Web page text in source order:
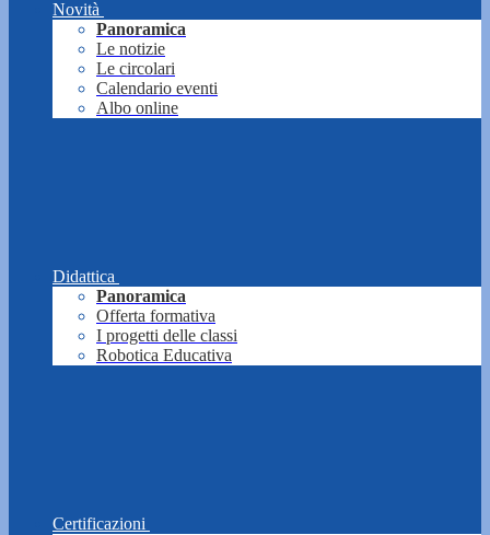
Novità
Panoramica
Le notizie
Le circolari
Calendario eventi
Albo online
Didattica
Panoramica
Offerta formativa
I progetti delle classi
Robotica Educativa
Certificazioni